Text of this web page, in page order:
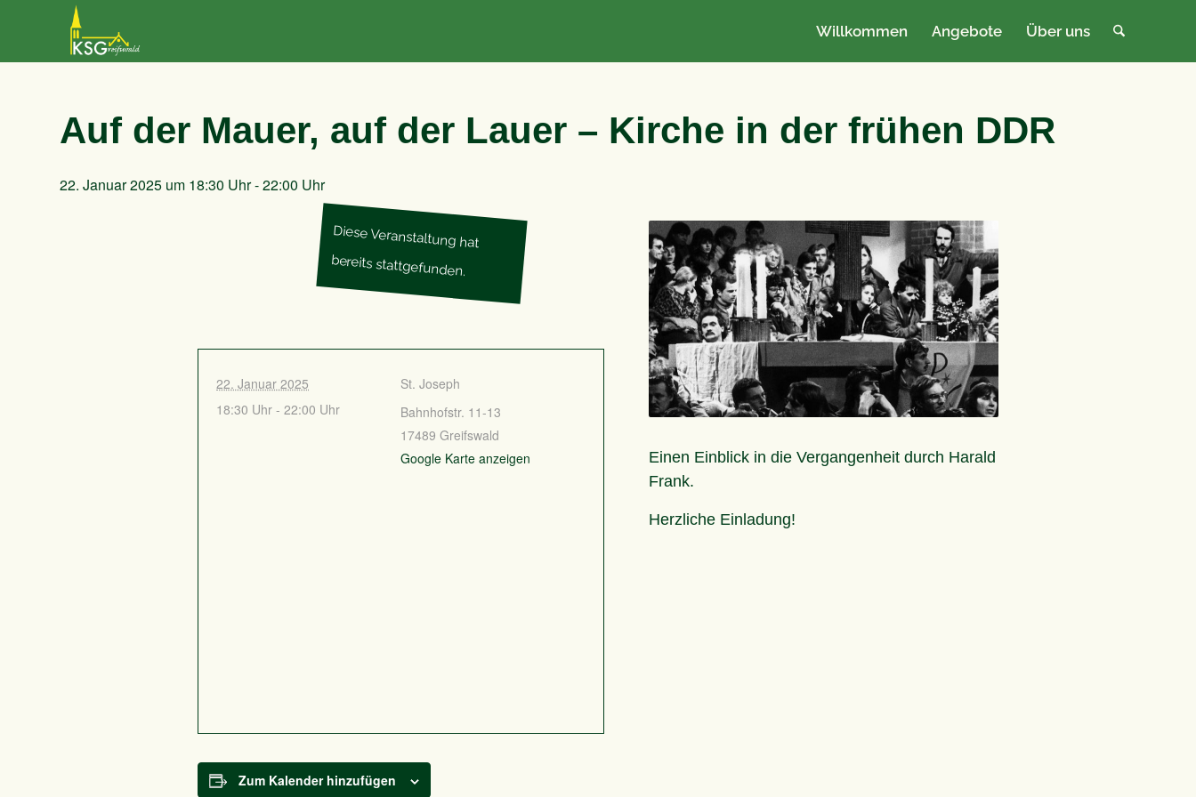
Willkommen Angebote Über uns
Auf der Mauer, auf der Lauer – Kirche in der frühen DDR
22. Januar 2025 um 18:30 Uhr-22:00 Uhr
Einen Einblick in die Vergangenheit durch Harald
Frank.
Herzliche Einladung!
Diese Veranstaltung hat
bereits stattgefunden.
22. Januar 2025
18:30 Uhr - 22:00 Uhr
St. Joseph
Bahnhofstr. 11-13
17489Greifswald
Google Karte anzeigen
Zum Kalender hinzufügen